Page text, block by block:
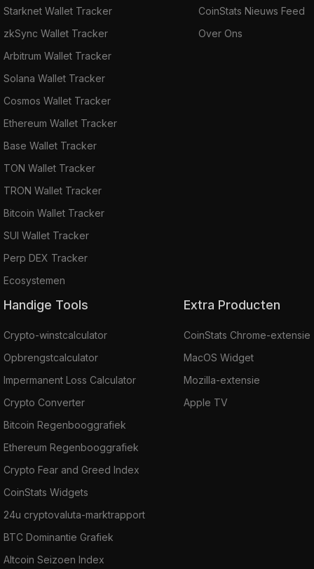
Starknet Wallet Tracker
zkSync Wallet Tracker
Arbitrum Wallet Tracker
Solana Wallet Tracker
Cosmos Wallet Tracker
Ethereum Wallet Tracker
Base Wallet Tracker
TON Wallet Tracker
TRON Wallet Tracker
Bitcoin Wallet Tracker
SUI Wallet Tracker
Perp DEX Tracker
Ecosystemen
CoinStats Nieuws Feed
Over Ons
Handige Tools
Crypto-winstcalculator
Opbrengstcalculator
Impermanent Loss Calculator
Crypto Converter
Bitcoin Regenbooggrafiek
Ethereum Regenbooggrafiek
Crypto Fear and Greed Index
CoinStats Widgets
24u cryptovaluta-marktrapport
BTC Dominantie Grafiek
Altcoin Seizoen Index
Extra Producten
CoinStats Chrome-extensie
MacOS Widget
Mozilla-extensie
Apple TV